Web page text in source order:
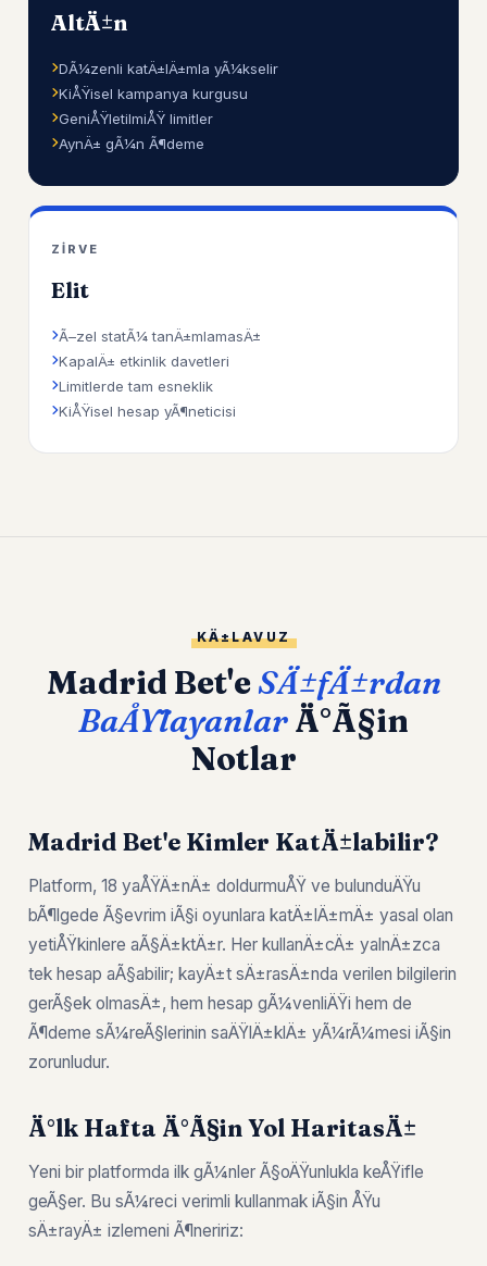
AltÄ±n
DÃ¼zenli katÄ±lÄ±mla yÃ¼kselir
KiÅŸisel kampanya kurgusu
GeniÅŸletilmiÅŸ limitler
AynÄ± gÃ¼n Ã¶deme
ZIRVE
Elit
Ã–zel statÃ¼ tanÄ±mlamasÄ±
KapalÄ± etkinlik davetleri
Limitlerde tam esneklik
KiÅŸisel hesap yÃ¶neticisi
KÄ±LAVUZ
Madrid Bet'eSÄ±fÄ±rdan
BaÅŸlayanlarÄ°Ã§in
Notlar
Madrid Bet'e Kimler KatÄ±labilir?
Platform, 18 yaÅŸÄ±nÄ± doldurmuÅŸ ve bulunduÄŸu
bÃ¶lgede Ã§evrim iÃ§i oyunlara katÄ±lÄ±mÄ± yasal olan
yetiÅŸkinlere aÃ§Ä±ktÄ±r. Her kullanÄ±cÄ± yalnÄ±zca
tek hesap aÃ§abilir; kayÄ±t sÄ±rasÄ±nda verilen bilgilerin
gerÃ§ek olmasÄ±, hem hesap gÃ¼venliÄŸi hem de
Ã¶deme sÃ¼reÃ§lerinin saÄŸlÄ±klÄ± yÃ¼rÃ¼mesi iÃ§in
zorunludur.
Ä°lk Hafta Ä°Ã§in Yol HaritasÄ±
Yeni bir platformda ilk gÃ¼nler Ã§oÄŸunlukla keÅŸifle
geÃ§er. Bu sÃ¼reci verimli kullanmak iÃ§in ÅŸu
sÄ±rayÄ± izlemeni Ã¶neririz: